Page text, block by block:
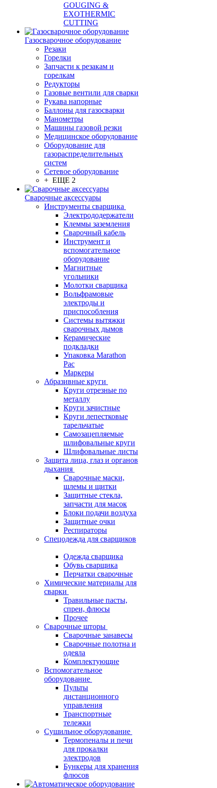
GOUGING &
EXOTHERMIC
CUTTING
Газосварочное оборудование
Резаки
Горелки
Запчасти к резакам и
горелкам
Редукторы
Газовые вентили для сварки
Рукава напорные
Баллоны для газосварки
Манометры
Машины газовой резки
Медицинское оборудование
Оборудование для
газораспределительных
систем
Сетевое оборудование
+ ЕЩЕ 2
Сварочные аксессуары
Инструменты сварщика
Электрододержатели
Клеммы заземления
Сварочный кабель
Инструмент и
вспомогательное
оборудование
Магнитные
угольники
Молотки сварщика
Вольфрамовые
электроды и
приспособления
Системы вытяжки
сварочных дымов
Керамические
подкладки
Упаковка Marathon
Pac
Маркеры
Абразивные круги
Круги отрезные по
металлу
Круги зачистные
Круги лепестковые
тарельчатые
Самозацепляемые
шлифовальные круги
Шлифовальные листы
Защита лица, глаз и органов
дыхания
Сварочные маски,
шлемы и щитки
Защитные стекла,
запчасти для масок
Блоки подачи воздуха
Защитные очки
Респираторы
Спецодежда для сварщиков
Одежда сварщика
Обувь сварщика
Перчатки сварочные
Химические материалы для
сварки
Травильные пасты,
спреи, флюсы
Прочее
Сварочные шторы
Сварочные занавесы
Сварочные полотна и
одеяла
Комплектующие
Вспомогательное
оборудование
Пульты
дистанционного
управления
Транспортные
тележки
Сушильное оборудование
Термопеналы и печи
для прокалки
электродов
Бункеры для хранения
флюсов